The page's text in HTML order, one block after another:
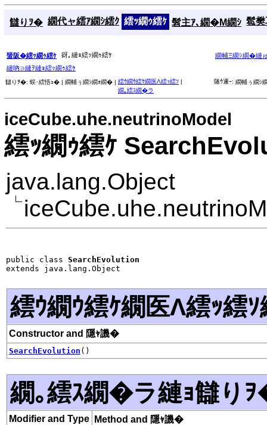
讎りｦ� 繝代ャ繧ｱ繝ｼ繧ｸ 繧ｯ繝ｩ繧ｹ 髫主ｱ､繝�Μ繝ｼ 髱
蜑阪�繧ｯ繝ｩ繧ｹ 谺｡縺ｮ繧ｯ繝ｩ繧ｹ
繝輔Ξ繝ｼ繝�縺
縺吶∋縺ｦ縺ｮ繧ｯ繝ｩ繧ｹ
讎りｦ�: 蜈･繧悟ｭ� | 繝輔ぅ繝ｼ繝ｫ繝� | 繧ｳ繝ｳ繧ｹ繝医Λ繧ｯ繧ｿ |
繝｡繧ｽ繝�ラ
隧ｳ邏ｰ: 繝輔ぅ繝ｼ
iceCube.uhe.neutrinoModel
繧ｯ繝ｩ繧ｹ
java.lang.Object
public class SearchEvolution
extends java.lang.Object
繧ｳ繝ｳ繧ｹ繝医Λ繧ｯ繧
Constructor and 隱ｬ譏�
SearchEvolution ()
繝｡繧ｽ繝�ラ縺ｮ讎り
Modifier and Type Method and 隱ｬ譏�